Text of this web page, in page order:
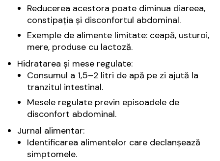
Reducerea acestora poate diminua diareea,
constipația și disconfortul abdominal.
Exemple de alimente limitate: ceapă, usturoi,
mere, produse cu lactoză.
Hidratarea și mese regulate:
Consumul a 1,5–2 litri de apă pe zi ajută la
tranzitul intestinal.
Mesele regulate previn episoadele de
disconfort abdominal.
Jurnal alimentar:
Identificarea alimentelor care declanșează
simptomele.